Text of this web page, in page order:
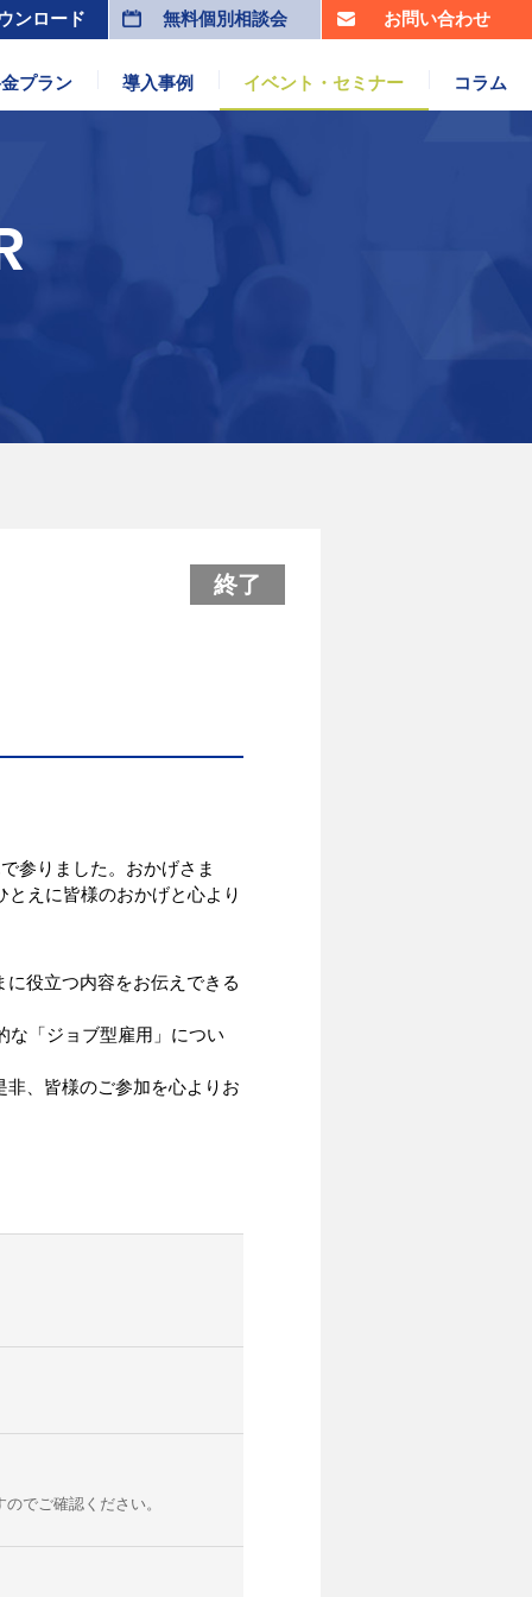
ンロード 無料個別相談会 お問い合わせ
プラン 導入事例 イベント・セミナー コラム
終了
参りました。おかげさま
えに皆様のおかげと心より
役立つ内容をお伝えできる
な「ジョブ型雇用」につい
、皆様のご参加を心よりお
でご確認ください。